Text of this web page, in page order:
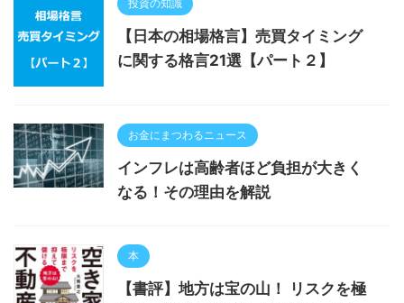
投資の知識
【日本の相場格言】売買タイミング
に関する格言21選【パート２】
お金にまつわるニュース
インフレは高齢者ほど負担が大きく
なる！その理由を解説
本
【書評】地方は宝の山！ リスクを極